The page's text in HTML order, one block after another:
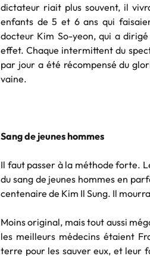
dictateur riait plus souvent, il
enfants de 5 et 6 ans qui
docteur Kim So-yeon, qui a
effet. Chaque intermittent du
par jour a été récompensé du
vaine.
Sang de jeunes hommes
Il faut passer à la méthode forte.
du sang de jeunes hommes en
centenaire de Kim Il Sung. Il
Moins original, mais tout aussi
les meilleurs médecins étaient
terre pour les sauver eux, et leur